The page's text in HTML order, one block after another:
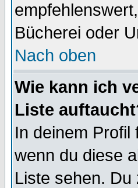
Bücherei oder
Nach oben
Wie kann ich
Liste
In deinem
wenn du diese
Liste sehen.